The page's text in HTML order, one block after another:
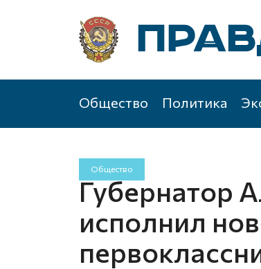
Общество Политика
Общество
Губернатор
исполнил